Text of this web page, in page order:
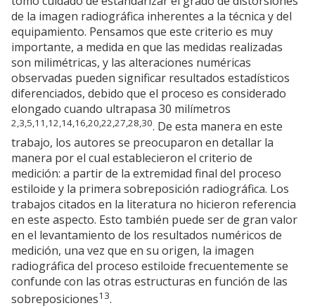
de la imagen radiográfica inherentes a la técnica y del
equipamiento. Pensamos que este criterio es muy
importante, a medida en que las medidas realizadas
son milimétricas, y las alteraciones numéricas
observadas pueden significar resultados estadísticos
diferenciados, debido que el proceso es considerado
elongado cuando ultrapasa 30 milímetros
2,3,5,11,12,14,16,20,22,27,28,30. De esta manera en este
trabajo, los autores se preocuparon en detallar la
manera por el cual establecieron el criterio de
medición: a partir de la extremidad final del proceso
estiloide y la primera sobreposición radiográfica. Los
trabajos citados en la literatura no hicieron referencia
en este aspecto. Esto también puede ser de gran valor
en el levantamiento de los resultados numéricos de
medición, una vez que en su origen, la imagen
radiográfica del proceso estiloide frecuentemente se
confunde con las otras estructuras en función de las
sobreposiciones13.